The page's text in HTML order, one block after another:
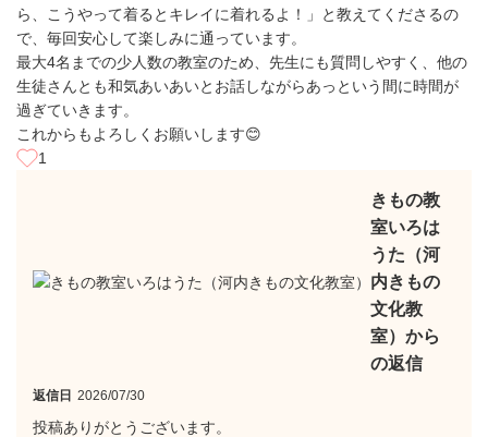
ら、こうやって着るとキレイに着れるよ！」と教えてくださるの
で、毎回安心して楽しみに通っています。
最大4名までの少人数の教室のため、先生にも質問しやすく、他の
生徒さんとも和気あいあいとお話しながらあっという間に時間が
過ぎていきます。
これからもよろしくお願いします😊
1
きもの教
室いろは
うた（河
内きもの
文化教
室）から
の返信
返信日 2026/07/30
投稿ありがとうございます。